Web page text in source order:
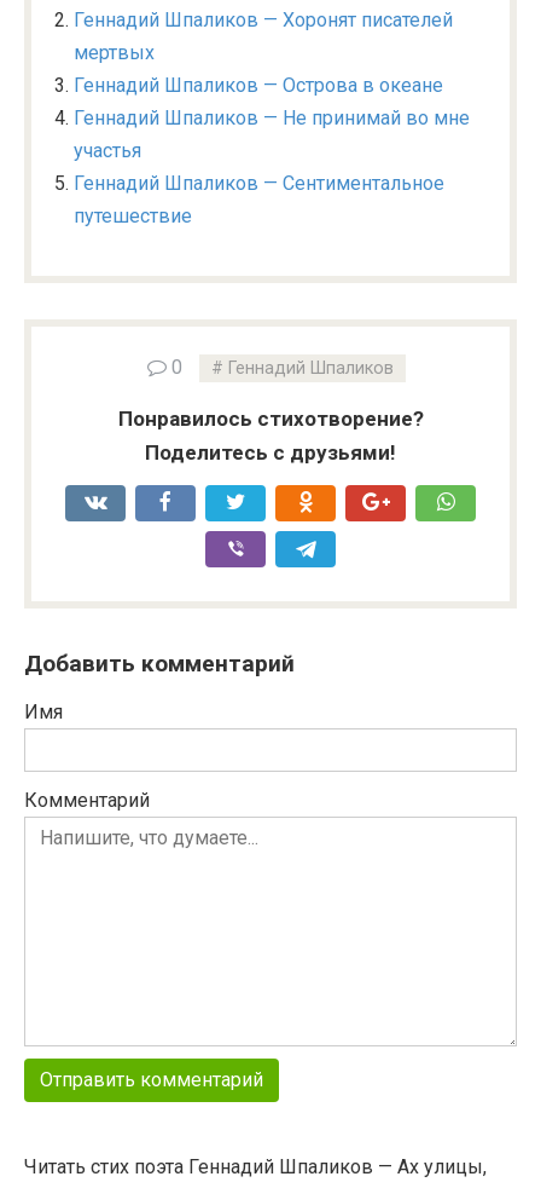
Геннадий Шпаликов — Хоронят писателей
мертвых
Геннадий Шпаликов — Острова в океане
Геннадий Шпаликов — Не принимай во мне
участья
Геннадий Шпаликов — Сентиментальное
путешествие
0 Геннадий Шпаликов
Понравилось стихотворение?
Поделитесь с друзьями!
Добавить комментарий
Имя
Комментарий
Читать стих поэта Геннадий Шпаликов — Ах улицы,